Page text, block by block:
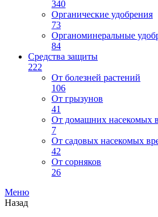
340
Органические удобрения
73
Органоминеральные
84
Средства защиты
222
От болезней растений
106
От грызунов
41
От домашних насекомых
7
От садовых насекомых
42
От сорняков
26
Меню
Назад